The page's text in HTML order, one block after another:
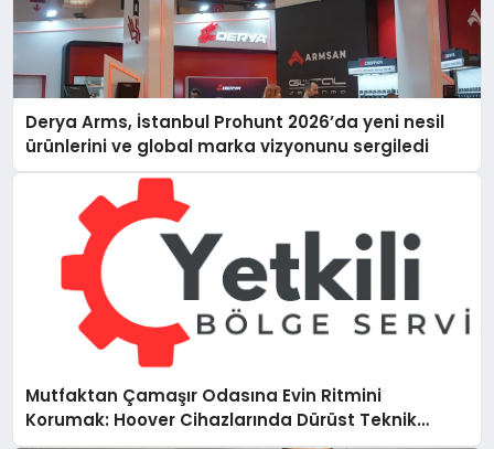
Derya Arms, İstanbul Prohunt 2026’da yeni nesil
ürünlerini ve global marka vizyonunu sergiledi
Mutfaktan Çamaşır Odasına Evin Ritmini
Korumak: Hoover Cihazlarında Dürüst Teknik